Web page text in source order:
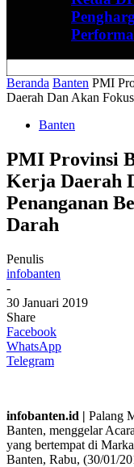
Beranda Banten PMI
Daerah Dan Akan
Banten
PMI Provinsi
Kerja Daerah
Penanganan
Darah
Penulis
infobanten
-
30 Januari 2019
Share
Facebook
WhatsApp
Telegram
infobanten.id | Palang
Banten, menggelar
yang bertempat di
Banten, Rabu, (30/01/